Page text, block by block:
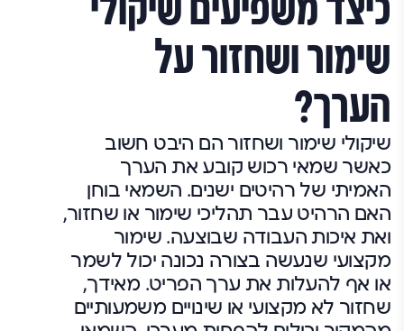
כיצד משפיעים שיקולי
שימור ושחזור על
הערך?
שיקולי שימור ושחזור הם היבט חשוב
כאשר שמאי רכוש קובע את הערך
האמיתי של רהיטים ישנים. השמאי בוחן
האם הרהיט עבר תהליכי שימור או שחזור,
ואת איכות העבודה שבוצעה. שימור
מקצועי שנעשה בצורה נכונה יכול לשמר
או אף להעלות את ערך הפריט. מאידך,
שחזור לא מקצועי או שינויים משמעותיים